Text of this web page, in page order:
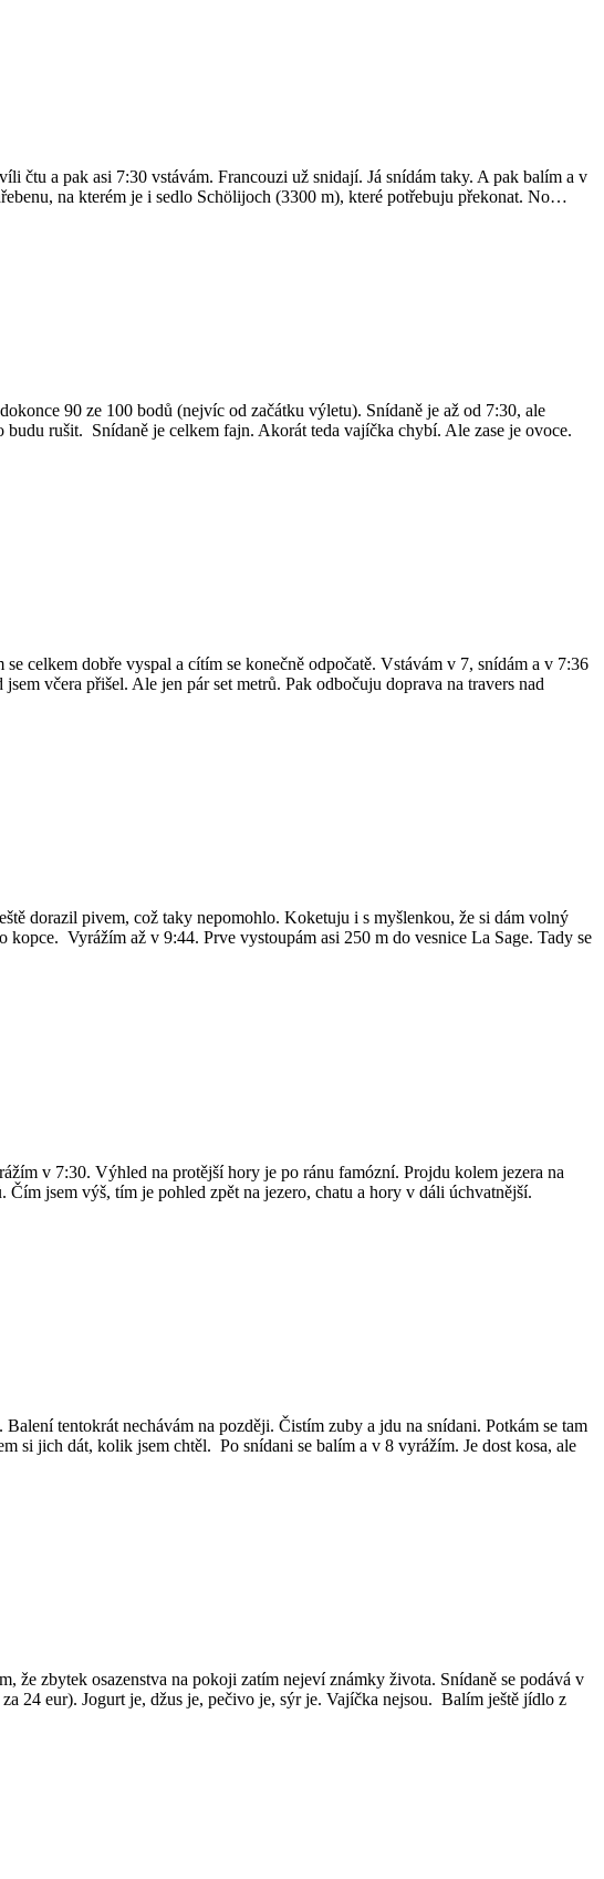
čtu a pak asi 7:30 vstávám. Francouzi už snidají. Já snídám taky. A pak balím a v
na kterém je i sedlo Schölijoch (3300 m), které potřebuju překonat. No…
90 ze 100 bodů (nejvíc od začátku výletu). Snídaně je až od 7:30, ale
rušit. Snídaně je celkem fajn. Akorát teda vajíčka chybí. Ale zase je ovoce.
celkem dobře vyspal a cítím se konečně odpočatě. Vstávám v 7, snídám a v 7:36
včera přišel. Ale jen pár set metrů. Pak odbočuju doprava na travers nad
dorazil pivem, což taky nepomohlo. Koketuju i s myšlenkou, že si dám volný
Vyrážím až v 9:44. Prve vystoupám asi 250 m do vesnice La Sage. Tady se
v 7:30. Výhled na protější hory je po ránu famózní. Projdu kolem jezera na
jsem výš, tím je pohled zpět na jezero, chatu a hory v dáli úchvatnější.
tentokrát nechávám na později. Čistím zuby a jdu na snídani. Potkám se tam
si jich dát, kolik jsem chtěl. Po snídani se balím a v 8 vyrážím. Je dost kosa, ale
že zbytek osazenstva na pokoji zatím nejeví známky života. Snídaně se podává v
24 eur). Jogurt je, džus je, pečivo je, sýr je. Vajíčka nejsou. Balím ještě jídlo z